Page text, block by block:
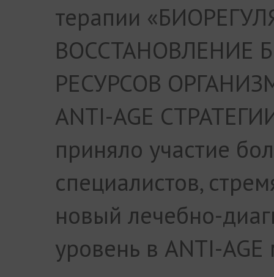
терапии
ВОССТАНОВЛЕНИЕ
РЕСУРСОВ
ANTI-AGE
приняло участие
специалистов,
новый лечебно-
уровень в ANTI-